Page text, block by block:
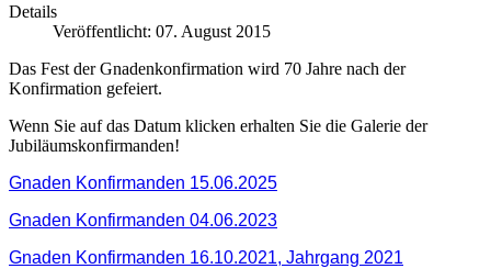
Details
Veröffentlicht: 07. August 2015
Das Fest der Gnadenkonfirmation wird 70 Jahre nach der
Konfirmation gefeiert.
Wenn Sie auf das Datum klicken erhalten Sie die Galerie der
Jubiläumskonfirmanden!
Gnaden Konfirmanden 15.06.2025
Gnaden Konfirmanden 04.06.2023
Gnaden Konfirmanden 16.10.2021, Jahrgang 2021